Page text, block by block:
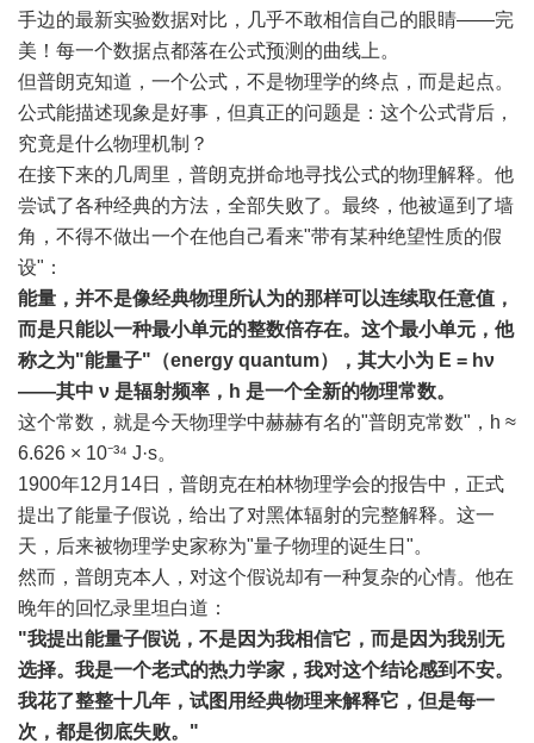
手边的最新实验数据对比，几乎不敢相信自己的眼睛——完
美！每一个数据点都落在公式预测的曲线上。
但普朗克知道，一个公式，不是物理学的终点，而是起点。
公式能描述现象是好事，但真正的问题是：这个公式背后，
究竟是什么物理机制？
在接下来的几周里，普朗克拼命地寻找公式的物理解释。他
尝试了各种经典的方法，全部失败了。最终，他被逼到了墙
角，不得不做出一个在他自己看来"带有某种绝望性质的假
设"：
能量，并不是像经典物理所认为的那样可以连续取任意值，
而是只能以一种最小单元的整数倍存在。这个最小单元，他
称之为"能量子"（energy quantum），其大小为 E = hν
——其中 ν 是辐射频率，h 是一个全新的物理常数。
这个常数，就是今天物理学中赫赫有名的"普朗克常数"，h ≈
6.626 × 10⁻³⁴ J·s。
1900年12月14日，普朗克在柏林物理学会的报告中，正式
提出了能量子假说，给出了对黑体辐射的完整解释。这一
天，后来被物理学史家称为"量子物理的诞生日"。
然而，普朗克本人，对这个假说却有一种复杂的心情。他在
晚年的回忆录里坦白道：
"我提出能量子假说，不是因为我相信它，而是因为我别无
选择。我是一个老式的热力学家，我对这个结论感到不安。
我花了整整十几年，试图用经典物理来解释它，但是每一
次，都是彻底失败。"